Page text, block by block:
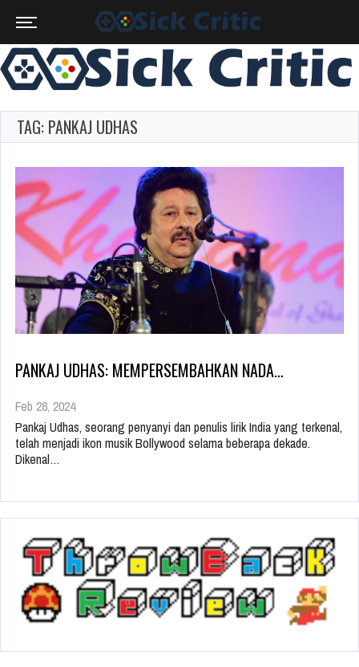
TAG: PANKAJ UDHAS
PANKAJ UDHAS: MEMPERSEMBAHKAN NADA…
Feb 28, 2024
Pankaj Udhas, seorang penyanyi dan penulis lirik India yang terkenal,
telah menjadi ikon musik Bollywood selama beberapa dekade.
Dikenal…